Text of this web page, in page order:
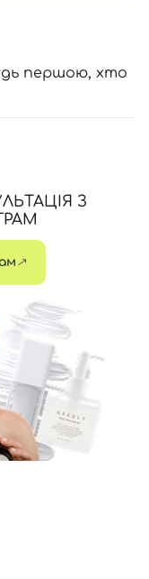
першою, хто
З